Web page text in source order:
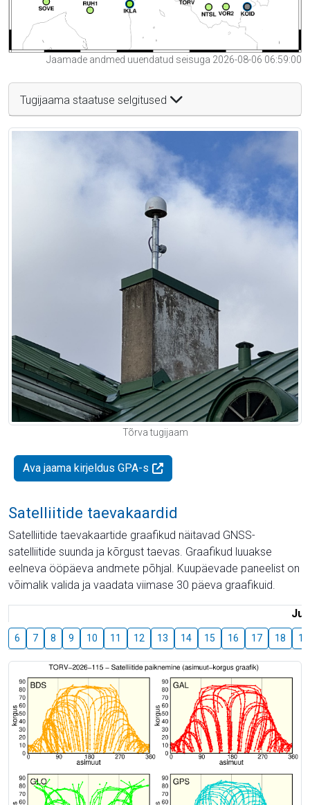
Jaamade andmed uuendatud seisuga 2026-08-06 06:59:00
Tugijaama staatuse selgitused
Tõrva tugijaam
Ava jaama kirjeldus GPA-s
Satelliitide taevakaardid
Satelliitide taevakaartide graafikud näitavad GNSS-
satelliitide suunda ja kõrgust taevas. Graafikud luuakse
eelneva ööpäeva andmete põhjal. Kuupäevade paneelist on
võimalik valida ja vaadata viimase 30 päeva graafikuid.
6 7 8 9 10 11 12 13 14 15 16 17 18 19